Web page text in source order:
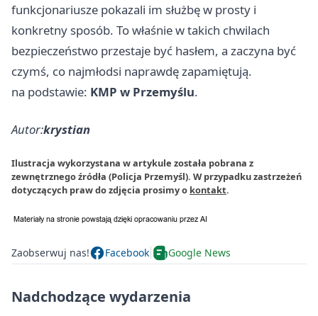
funkcjonariusze pokazali im służbę w prosty i
konkretny sposób. To właśnie w takich chwilach
bezpieczeństwo przestaje być hasłem, a zaczyna być
czymś, co najmłodsi naprawdę zapamiętują.
na podstawie: KMP w Przemyślu.
Autor:krystian
Ilustracja wykorzystana w artykule została pobrana z
zewnętrznego źródła (Policja Przemyśl). W przypadku zastrzeżeń
dotyczących praw do zdjęcia prosimy o kontakt.
Zaobserwuj nas! Facebook Google News
Nadchodzące wydarzenia